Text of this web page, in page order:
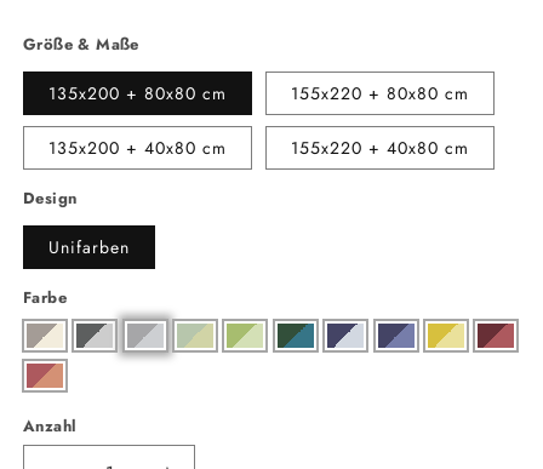
Größe & Maße
135x200 + 80x80 cm 155x220 + 80x80 cm
135x200 + 40x80 cm 155x220 + 40x80 cm
Design
Unifarben
Farbe
Anzahl
Anzahl